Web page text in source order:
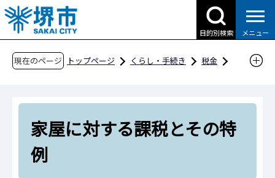
こ
の
ペ
目的別検索 メニュー
現在のページ トップページ くらし・手続き
税金
家屋に対する課税とその特例
家屋に対する課税とその特
例